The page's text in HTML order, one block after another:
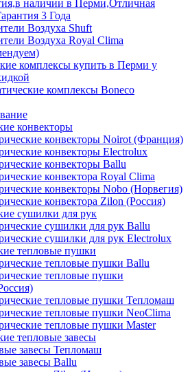
наличии в Перми,Отличная
3 Года
Воздуха Shuft
Воздуха Royal Clima
комплексы купить в Перми у
комплексы Boneсo
конвекторы
конвекторы Noirot (Франция)
конвекторы Electrolux
конвекторы Ballu
конвектора Royal Clima
конвекторы Nobo (Норвегия)
конвектора Zilon (Россия)
сушилки для рук
сушилки для рук Ballu
сушилки для рук Electrolux
тепловые пушки
тепловые пушки Ballu
тепловые пушки
тепловые пушки Тепломаш
тепловые пушки NeoClima
тепловые пушки Master
тепловые завесы
завесы Тепломаш
завесы Ballu